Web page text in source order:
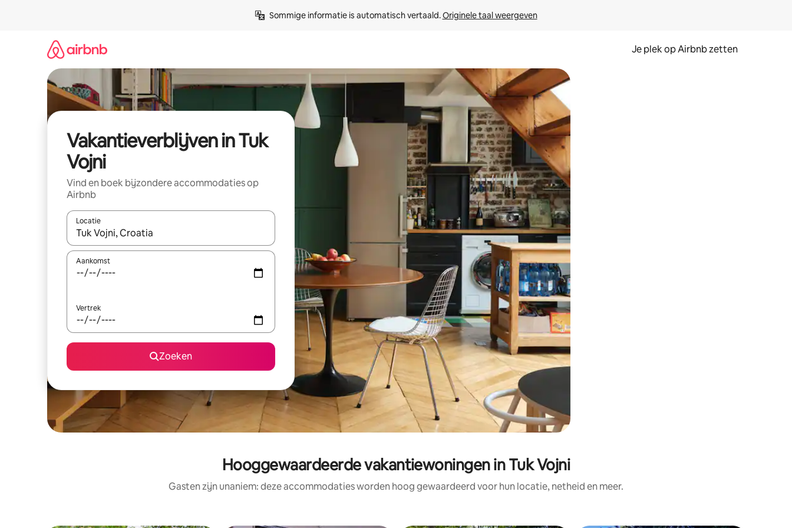
Sommige informatie is automatisch vertaald. Originele taal weergeven
Je plek op Airbnb zetten
Vakantieverblijven in Tuk
Vojni
Vind en boek bijzondere accommodaties op
Airbnb
Locatie
Wanneer er resultaten beschikbaar zijn, maak je een keuze met je de pijltjestoetsen omhoog en omlaag, óf door te tikken of swipen.
Aankomst
Vertrek
Zoeken
Hooggewaardeerde vakantiewoningen in Tuk Vojni
Gasten zijn unaniem: deze accommodaties worden hoog gewaardeerd voor hun locatie, netheid en meer.